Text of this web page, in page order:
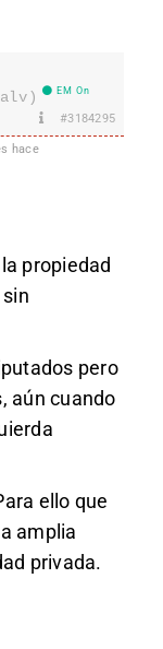
EM On
#3184295
hace
propiedad
pero
aún cuando
ello que
amplia
privada.